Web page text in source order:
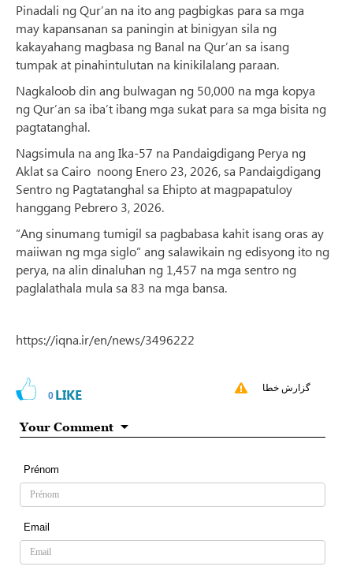
Pinadali ng Qur’an na ito ang pagbigkas para sa mga
may kapansanan sa paningin at binigyan sila ng
kakayahang magbasa ng Banal na Qur’an sa isang
tumpak at pinahintulutan na kinikilalang paraan.
Nagkaloob din ang bulwagan ng 50,000 na mga kopya
ng Qur’an sa iba’t ibang mga sukat para sa mga bisita ng
pagtatanghal.
Nagsimula na ang Ika-57 na Pandaigdigang Perya ng
Aklat sa Cairo noong Enero 23, 2026, sa Pandaigdigang
Sentro ng Pagtatanghal sa Ehipto at magpapatuloy
hanggang Pebrero 3, 2026.
“Ang sinumang tumigil sa pagbabasa kahit isang oras ay
maiiwan ng mga siglo” ang salawikain ng edisyong ito ng
perya, na alin dinaluhan ng 1,457 na mga sentro ng
paglalathala mula sa 83 na mga bansa.
https://iqna.ir/en/news/3496222
0 LIKE گزارش خطا
Your Comment
Prénom
Email